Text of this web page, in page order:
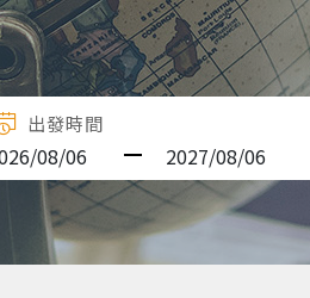
出發時間